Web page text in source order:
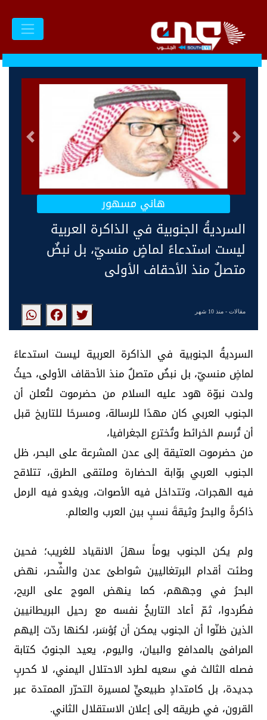
التالى السابق
هاني مسهور
السرديةُ الجنوبية في الذاكرة العربية
ليست استدعاءً لماضٍ منسيّ، بل نبضٌ
متصلٌ منذ الأحقاف الأولى
مقالات- منذ 10 شهر
‏السرديةُ الجنوبية في الذاكرة العربية ليست استدعاءً
لماضٍ منسيّ، بل نبضٌ متصلٌ منذ الأحقاف الأولى، حيثُ
ولدت نبوّة هود عليه السلام من حضرموت لتُعلن أن
الجنوب العربي كان مهدًا للرسالة، ومسرحًا للتاريخ قبل
أن تُرسم الخرائط وتُخترع الجغرافيا،
من حضرموت العتيقة إلى عدن المشرعة على البحر، ظل
الجنوب العربي بوّابة الحضارة وملتقى الطرق، تتلاقح
فيه الهجرات، وتتداخل فيه الأصوات، ويغدو فيه الرمل
ذاكرةً والبحرُ وثيقةَ نسبٍ بين العرب والعالم.
ولم يكن الجنوب يوماً سهلَ الانقياد للغريب؛ فحين
وطئت أقدام البرتغاليين شواطئ عدن والشِّحر، نهض
البحرُ في وجههم، كما ينهض الموج على الريح،
فطُردوا، ثمّ أعاد التاريخُ نفسه مع رحيل البريطانيين
الذين ظنّوا أن الجنوب يمكن أن بُؤسَر، لكنها ردّت إليهم
المرافئ بالمدافع والبيان، واليوم، يعيد الجنوبُ كتابة
فصله الثالث في سعيه لطرد الاحتلال اليمني، لا كحربٍ
جديدة، بل كامتدادٍ طبيعيٍّ لمسيرة التحرّر الممتدة عبر
القرون، في طريقه إلى إعلان الاستقلال الثاني.